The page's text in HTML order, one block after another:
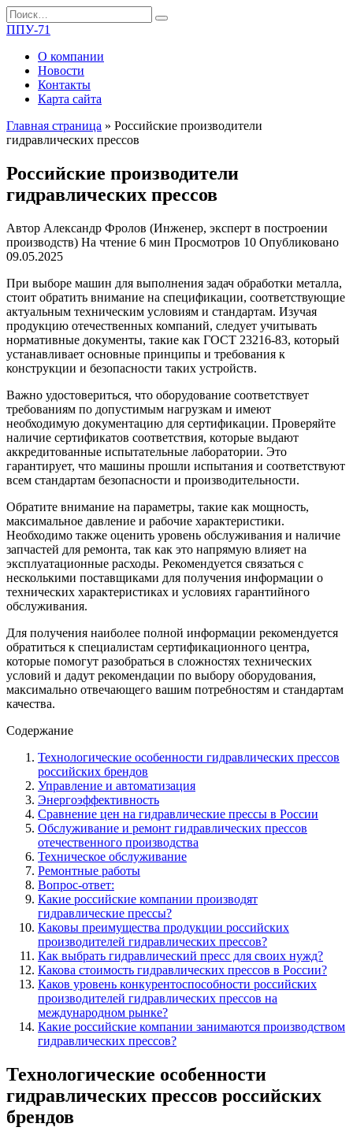
Перейти
к
Search
for:
ППУ-71
О компании
Новости
Контакты
Карта сайта
Главная страница » Российские производители
гидравлических прессов
Российские производители
гидравлических прессов
Автор Александр Фролов (Инженер, эксперт в построении
производств) На чтение 6 мин Просмотров 10 Опубликовано
09.05.2025
При выборе машин для выполнения задач обработки металла,
стоит обратить внимание на спецификации, соответствующие
актуальным техническим условиям и стандартам. Изучая
продукцию отечественных компаний, следует учитывать
нормативные документы, такие как ГОСТ 23216-83, который
устанавливает основные принципы и требования к
конструкции и безопасности таких устройств.
Важно удостовериться, что оборудование соответствует
требованиям по допустимым нагрузкам и имеют
необходимую документацию для сертификации. Проверяйте
наличие сертификатов соответствия, которые выдают
аккредитованные испытательные лаборатории. Это
гарантирует, что машины прошли испытания и соответствуют
всем стандартам безопасности и производительности.
Обратите внимание на параметры, такие как мощность,
максимальное давление и рабочие характеристики.
Необходимо также оценить уровень обслуживания и наличие
запчастей для ремонта, так как это напрямую влияет на
эксплуатационные расходы. Рекомендуется связаться с
несколькими поставщиками для получения информации о
технических характеристиках и условиях гарантийного
обслуживания.
Для получения наиболее полной информации рекомендуется
обратиться к специалистам сертификационного центра,
которые помогут разобраться в сложностях технических
условий и дадут рекомендации по выбору оборудования,
максимально отвечающего вашим потребностям и стандартам
качества.
Содержание
Технологические особенности гидравлических прессов
российских брендов
Управление и автоматизация
Энергоэффективность
Сравнение цен на гидравлические прессы в России
Обслуживание и ремонт гидравлических прессов
отечественного производства
Техническое обслуживание
Ремонтные работы
Вопрос-ответ:
Какие российские компании производят
гидравлические прессы?
Каковы преимущества продукции российских
производителей гидравлических прессов?
Как выбрать гидравлический пресс для своих нужд?
Какова стоимость гидравлических прессов в России?
Каков уровень конкурентоспособности российских
производителей гидравлических прессов на
международном рынке?
Какие российские компании занимаются производством
гидравлических прессов?
Технологические особенности
гидравлических прессов российских
брендов